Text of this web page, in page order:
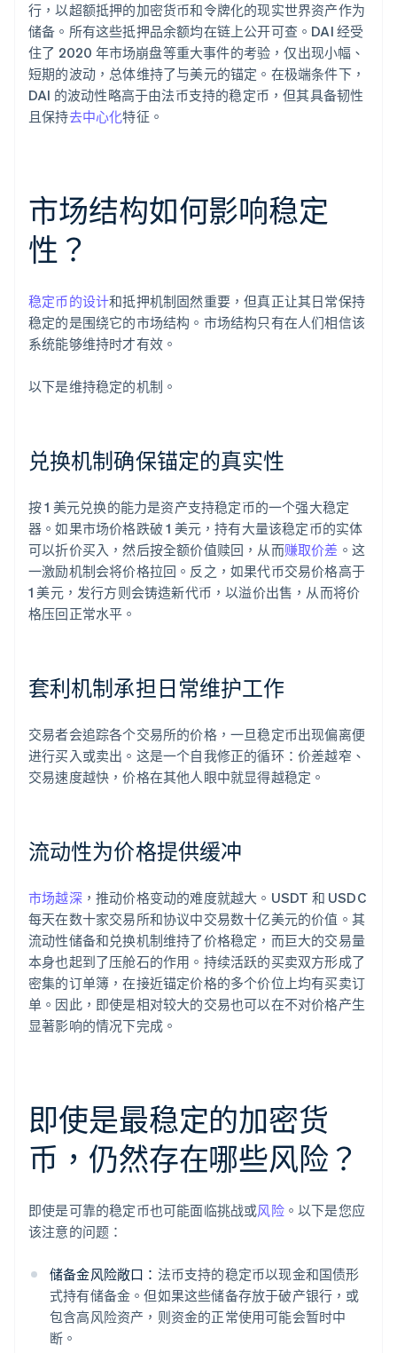
行，以超额抵押的加密货币和令牌化的现实世界资产作为
储备。所有这些抵押品余额均在链上公开可查。DAI 经受
住了 2020 年市场崩盘等重大事件的考验，仅出现小幅、
短期的波动，总体维持了与美元的锚定。在极端条件下，
DAI 的波动性略高于由法币支持的稳定币，但其具备韧性
且保持去中心化特征。
市场结构如何影响稳定
性？
稳定币的设计和抵押机制固然重要，但真正让其日常保持
稳定的是围绕它的市场结构。市场结构只有在人们相信该
系统能够维持时才有效。
以下是维持稳定的机制。
兑换机制确保锚定的真实性
按 1 美元兑换的能力是资产支持稳定币的一个强大稳定
器。如果市场价格跌破 1 美元，持有大量该稳定币的实体
可以折价买入，然后按全额价值赎回，从而赚取价差 。这
一激励机制会将价格拉回。反之，如果代币交易价格高于
1 美元，发行方则会铸造新代币，以溢价出售，从而将价
格压回正常水平。
套利机制承担日常维护工作
交易者会追踪各个交易所的价格，一旦稳定币出现偏离便
进行买入或卖出。这是一个自我修正的循环：价差越窄、
交易速度越快，价格在其他人眼中就显得越稳定。
流动性为价格提供缓冲
市场越深，推动价格变动的难度就越大。USDT 和 USDC
每天在数十家交易所和协议中交易数十亿美元的价值。其
流动性储备和兑换机制维持了价格稳定，而巨大的交易量
本身也起到了压舱石的作用。持续活跃的买卖双方形成了
密集的订单簿，在接近锚定价格的多个价位上均有买卖订
单。因此，即使是相对较大的交易也可以在不对价格产生
显著影响的情况下完成。
即使是最稳定的加密货
币，仍然存在哪些风险？
即使是可靠的稳定币也可能面临挑战或风险。以下是您应
该注意的问题：
储备金风险敞口： 法币支持的稳定币以现金和国债形
式持有储备金。但如果这些储备存放于破产银行，或
包含高风险资产，则资金的正常使用可能会暂时中
断。